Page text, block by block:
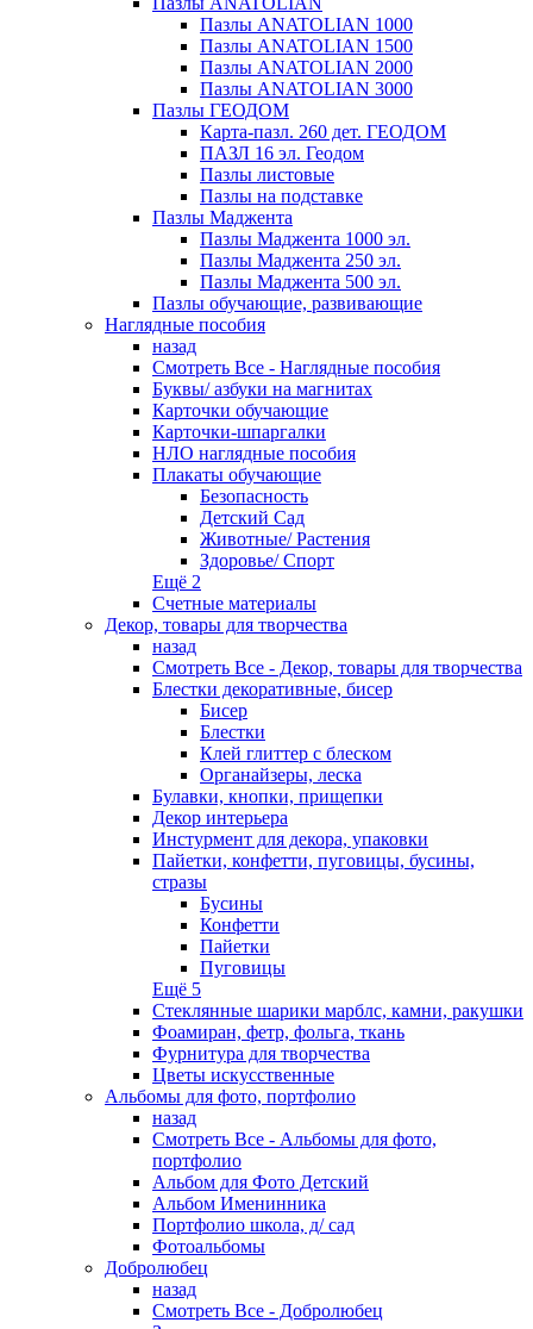
Пазлы ANATOLIAN 1000
Пазлы ANATOLIAN 1500
Пазлы ANATOLIAN 2000
Пазлы ANATOLIAN 3000
Пазлы ГЕОДОМ
Карта-пазл. 260 дет. ГЕОДОМ
ПАЗЛ 16 эл. Геодом
Пазлы листовые
Пазлы на подставке
Пазлы Маджента
Пазлы Маджента 1000 эл.
Пазлы Маджента 250 эл.
Пазлы Маджента 500 эл.
Пазлы обучающие, развивающие
Наглядные пособия
назад
Смотреть Все - Наглядные пособия
Буквы/ азбуки на магнитах
Карточки обучающие
Карточки-шпаргалки
НЛО наглядные пособия
Плакаты обучающие
Безопасность
Детский Сад
Животные/ Растения
Здоровье/ Спорт
Ещё 2
Счетные материалы
Декор, товары для творчества
назад
Смотреть Все - Декор, товары для творчества
Блестки декоративные, бисер
Бисер
Блестки
Клей глиттер с блеском
Органайзеры, леска
Булавки, кнопки, прищепки
Декор интерьера
Инстурмент для декора, упаковки
Пайетки, конфетти, пуговицы, бусины,
стразы
Бусины
Конфетти
Пайетки
Пуговицы
Ещё 5
Стеклянные шарики марблс, камни, ракушки
Фоамиран, фетр, фольга, ткань
Фурнитура для творчества
Цветы искусственные
Альбомы для фото, портфолио
назад
Смотреть Все - Альбомы для фото,
портфолио
Альбом для Фото Детский
Альбом Именинника
Портфолио школа, д/ сад
Фотоальбомы
Добролюбец
назад
Смотреть Все - Добролюбец